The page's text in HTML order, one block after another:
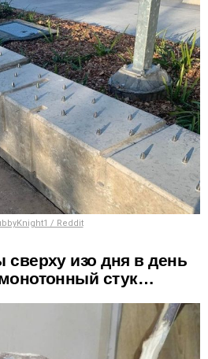
/ Reddit
сверху изо дня в день
стук…